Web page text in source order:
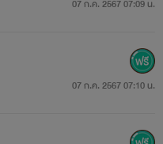
07 ก.ค. 2567 07:09 น.
07 ก.ค. 2567 07:10 น.